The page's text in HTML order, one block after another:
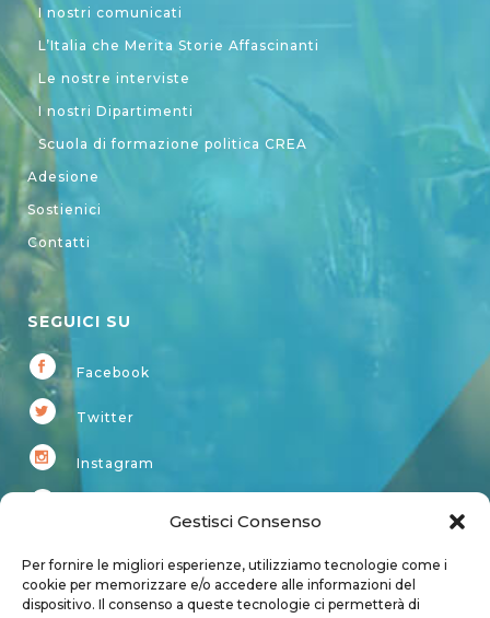
Gestisci Consenso
Per fornire le migliori esperienze, utilizziamo tecnologie come i
cookie per memorizzare e/o accedere alle informazioni del
dispositivo. Il consenso a queste tecnologie ci permetterà di
I nostri comunicati
L’Italia che Merita Storie Affascinanti
Le nostre interviste
I nostri Dipartimenti
Scuola di formazione politica CREA
Adesione
Sostienici
Contatti
SEGUICI SU
Facebook
Twitter
Instagram